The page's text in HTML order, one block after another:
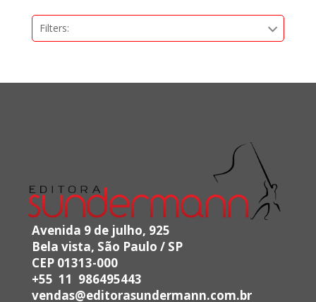
Filters:
Avenida 9 de julho, 925
Bela vista, São Paulo / SP
CEP 01313-000
+55 11 986495443
vendas@editorasundermann.com.br